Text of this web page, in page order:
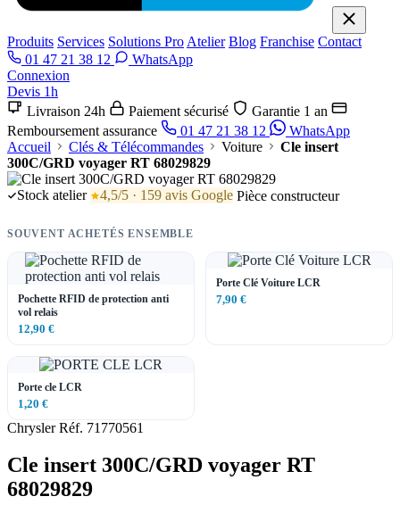
Produits Services Solutions Pro Atelier Blog Franchise Contact
01 47 21 38 12
WhatsApp
Connexion
Devis 1h
Livraison 24h
Paiement sécurisé
Garantie 1 an
Remboursement assurance
01 47 21 38 12
WhatsApp
Accueil
Clés & Télécommandes Voiture
Cle insert
300C/GRD voyager RT 68029829
Stock atelier 4,5/5 · 159 avis Google Pièce constructeur
SOUVENT ACHETÉS ENSEMBLE
Pochette RFID de protection anti
vol relais
12,90 €
Porte Clé Voiture LCR
7,90 €
Porte cle LCR
1,20 €
ChryslerRéf. 71770561
Cle insert 300C/GRD voyager RT
68029829